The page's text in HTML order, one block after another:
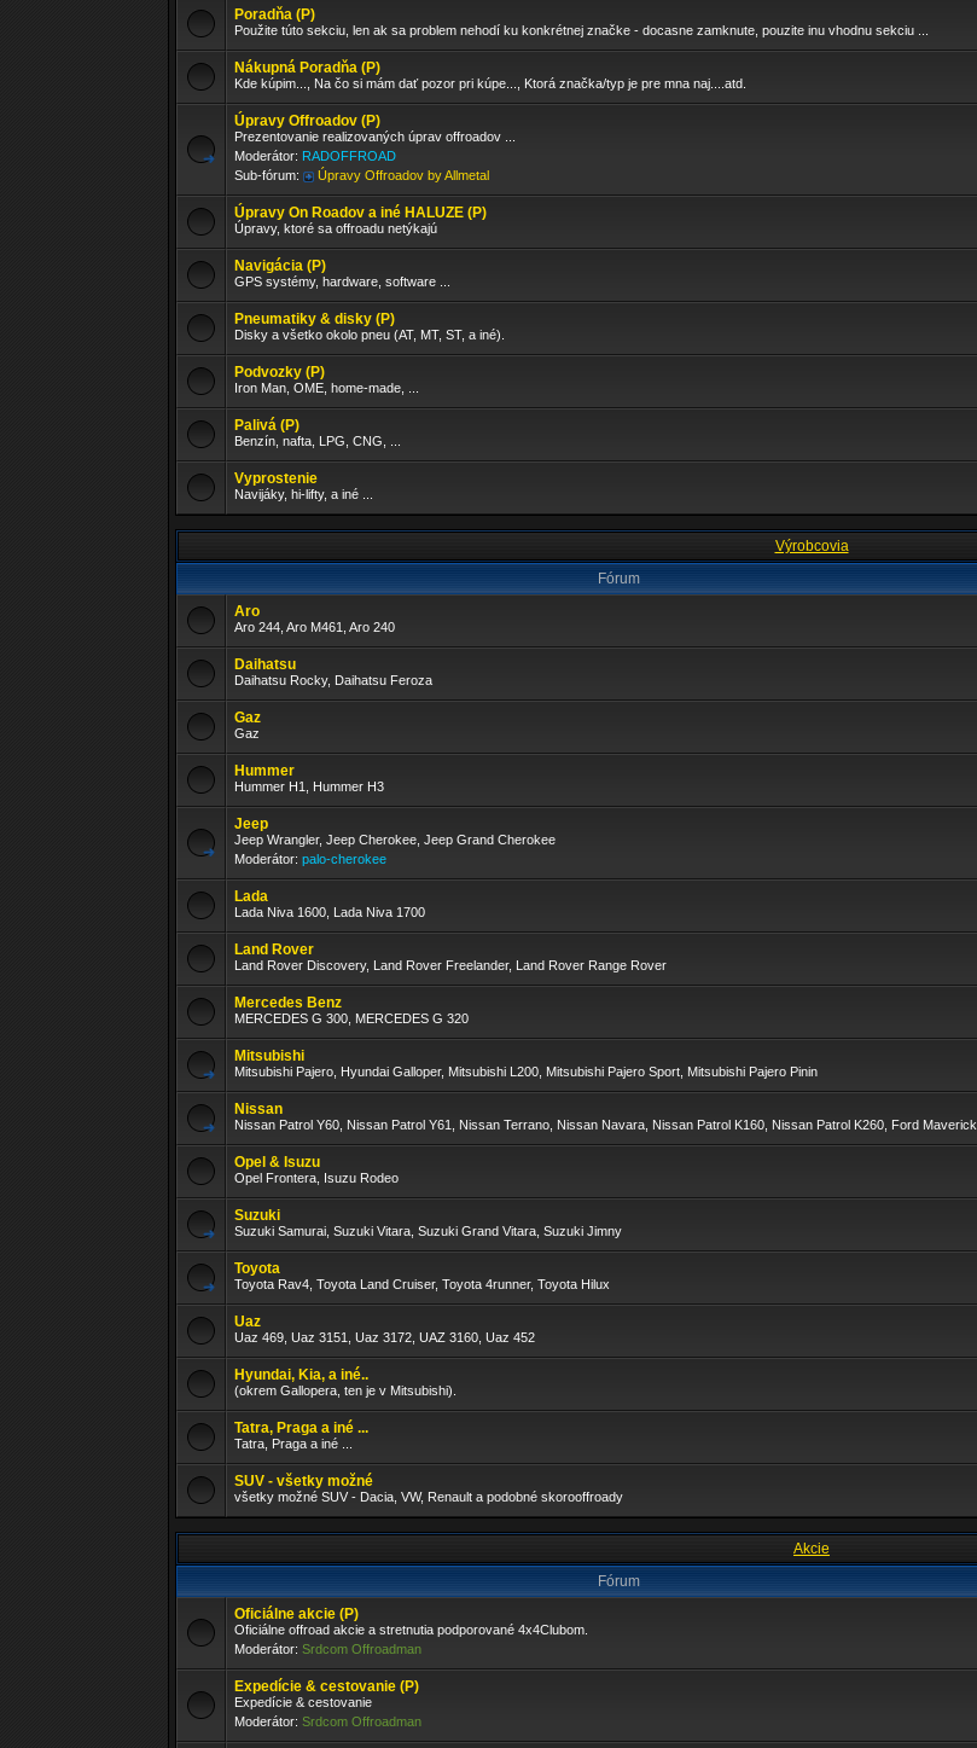
Poradňa (P)
Použite túto sekciu, len ak sa problem nehodí ku konkrétnej značke - docasne zamknute, pouzite inu vhodnu sekciu ...
Nákupná Poradňa (P)
Kde kúpim..., Na čo si mám dať pozor pri kúpe..., Ktorá značka/typ je pre mna naj....atd.
Úpravy Offroadov (P)
Prezentovanie realizovaných úprav offroadov ...
Moderátor: RADOFFROAD
Sub-fórum:
Úpravy Offroadov by Allmetal
Úpravy On Roadov a iné HALUZE (P)
Úpravy, ktoré sa offroadu netýkajú
Navigácia (P)
GPS systémy, hardware, software ...
Pneumatiky & disky (P)
Disky a všetko okolo pneu (AT, MT, ST, a iné).
Podvozky (P)
Iron Man, OME, home-made, ...
Palivá (P)
Benzín, nafta, LPG, CNG, ...
Vyprostenie
Navijáky, hi-lifty, a iné ...
Výrobcovia
Fórum
Aro
Aro 244, Aro M461, Aro 240
Daihatsu
Daihatsu Rocky, Daihatsu Feroza
Gaz
Gaz
Hummer
Hummer H1, Hummer H3
Jeep
Jeep Wrangler, Jeep Cherokee, Jeep Grand Cherokee
Moderátor: palo-cherokee
Lada
Lada Niva 1600, Lada Niva 1700
Land Rover
Land Rover Discovery, Land Rover Freelander, Land Rover Range Rover
Mercedes Benz
MERCEDES G 300, MERCEDES G 320
Mitsubishi
Mitsubishi Pajero, Hyundai Galloper, Mitsubishi L200, Mitsubishi Pajero Sport, Mitsubishi Pajero Pinin
Nissan
Nissan Patrol Y60, Nissan Patrol Y61, Nissan Terrano, Nissan Navara, Nissan Patrol K160, Nissan Patrol K260, Ford Maverick
Opel & Isuzu
Opel Frontera, Isuzu Rodeo
Suzuki
Suzuki Samurai, Suzuki Vitara, Suzuki Grand Vitara, Suzuki Jimny
Toyota
Toyota Rav4, Toyota Land Cruiser, Toyota 4runner, Toyota Hilux
Uaz
Uaz 469, Uaz 3151, Uaz 3172, UAZ 3160, Uaz 452
Hyundai, Kia, a iné..
(okrem Gallopera, ten je v Mitsubishi).
Tatra, Praga a iné ...
Tatra, Praga a iné ...
SUV - všetky možné
všetky možné SUV - Dacia, VW, Renault a podobné skorooffroady
Akcie
Fórum
Oficiálne akcie (P)
Oficiálne offroad akcie a stretnutia podporované 4x4Clubom.
Moderátor: Srdcom Offroadman
Expedície & cestovanie (P)
Expedície & cestovanie
Moderátor: Srdcom Offroadman